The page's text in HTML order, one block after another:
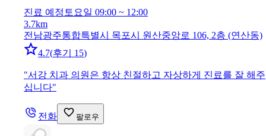
진료 예정 토요일 09:00 ~ 12:00
3.7km
전남광주통합특별시 목포시 원산중앙로 106, 2층 (연산동)
4.7(후기 15)
"서강 치과 의원은 항상 친절하고 자상하게 진료를 잘 해주
십니다"
전화 팔로우